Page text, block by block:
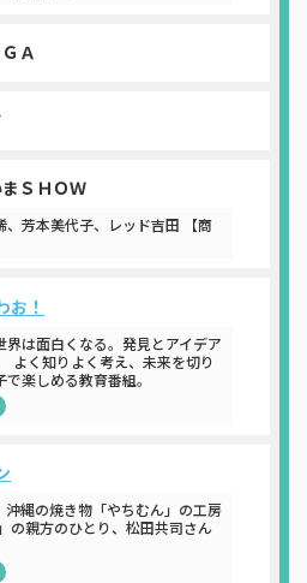
Ａ
ＳＨＯＷ
、芳本美代子、レッド吉田 【商
お！
界は面白くなる。発見とアイデア
よく知りよく考え、未来を切り
楽しめる教育番組。
沖縄の焼き物「やちむん」の工房
の親方のひとり、松田共司さん